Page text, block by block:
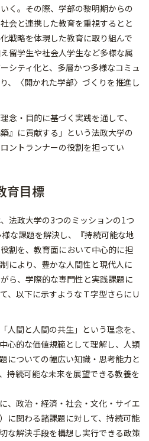
く。その際、学部の黎明期からの
会と連携した教育を重視するとと
戦略を体現した教育に取り組んで
留学生や社会人学生など多様な属
シティ化と、多層かつ多様なコミュ
、〈開かれた学部〉づくりを推進し
念・目的に基づく実践を通して、
』に貢献する」という法政大学の
ントランナーの役割を担ってい
育目標
法政大学の3つのミッションの1つ
な課題を解決し、『持続可能な地
割を、教育面において中心的に担
により、豊かな人間性と現代人に
ら、学際的な専門性と実践課題に
、以下に示すようなＴ字型さらにＵ
人間と人間の共生」という理念を、
心的な価値規範として理解し、人類
についての幅広い知識・思考能力と
持続可能な未来を展望できる教養を
、政治・経済・社会・文化・サイエ
に関わる諸課題に対して、持続可能
な解決手段を構想し実行できる政策